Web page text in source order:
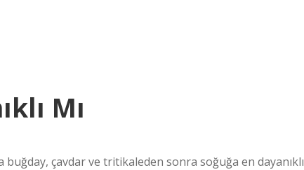
Mı
buğday, çavdar ve tritikaleden sonra soğuğa en dayanıklı